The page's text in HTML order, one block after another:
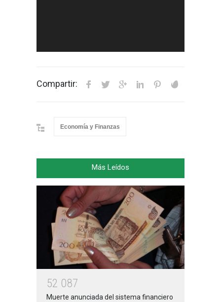
Compartir:
Economía y Finanzas
Más Leídos
52 087
Muerte anunciada del sistema financiero